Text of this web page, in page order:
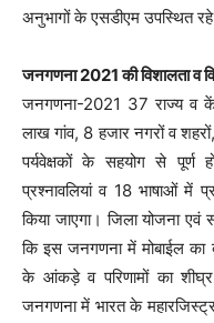
अनुभागों के एसडीएम उपस्थित
जनगणना 2021 की विशालता व
जनगणना-2021 37 राज्य व
लाख गांव, 8 हजार नगरों व
पर्यवेक्षकों के सहयोग से पूर्ण
प्रश्नावलियां व 18 भाषाओं में
किया जाएगा। जिला योजना एवं
कि इस जनगणना में मोबाईल का
के आंकड़े व परिणामों का
जनगणना में भारत के